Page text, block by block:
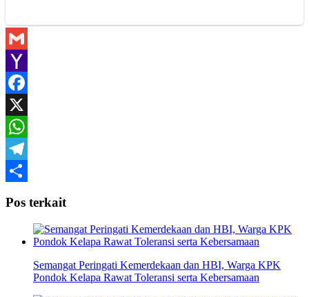
Gmail
Yahoo
Mail
Facebook
X
WhatsApp
Telegram
Pos terkait
Semangat Peringati Kemerdekaan dan HBI, Warga KPK
Pondok Kelapa Rawat Toleransi serta Kebersamaan